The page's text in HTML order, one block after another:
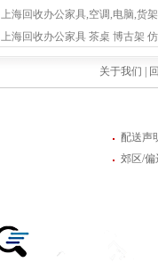
上海回收办公家具,空调,电脑,货
上海回收办公家具 茶桌 博古架
关于我们 |
配送声
郊区/